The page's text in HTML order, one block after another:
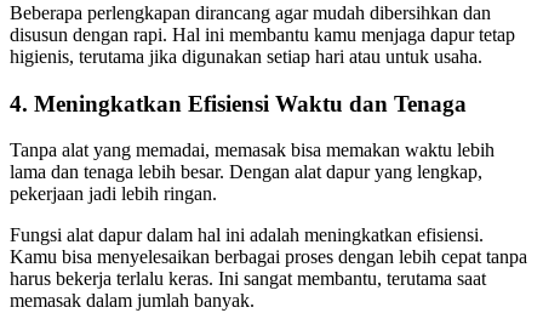
Beberapa perlengkapan dirancang agar mudah dibersihkan dan
disusun dengan rapi. Hal ini membantu kamu menjaga dapur tetap
higienis, terutama jika digunakan setiap hari atau untuk usaha.
4. Meningkatkan Efisiensi Waktu dan Tenaga
Tanpa alat yang memadai, memasak bisa memakan waktu lebih
lama dan tenaga lebih besar. Dengan alat dapur yang lengkap,
pekerjaan jadi lebih ringan.
Fungsi alat dapur dalam hal ini adalah meningkatkan efisiensi.
Kamu bisa menyelesaikan berbagai proses dengan lebih cepat tanpa
harus bekerja terlalu keras. Ini sangat membantu, terutama saat
memasak dalam jumlah banyak.